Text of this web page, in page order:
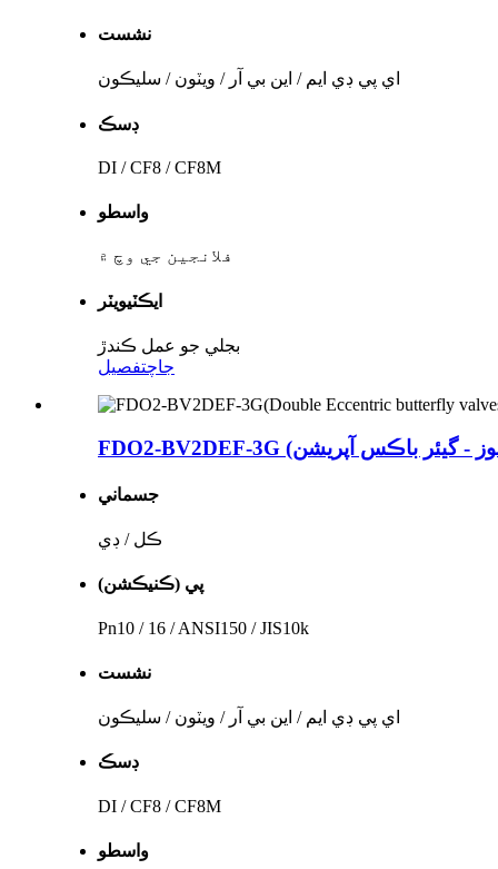
نشست
اي پي ڊي ايم / اين بي آر / ويٽون / سليڪون
ڊسڪ
DI / CF8 / CF8M
واسطو
فلانجين جي وچ ۾
ايڪٽيويٽر
بجلي جو عمل ڪندڙ
جاچتفصيل
جسماني
ڪل / ڊي
پي (ڪنيڪشن)
Pn10 / 16 / ANSI150 / JIS10k
نشست
اي پي ڊي ايم / اين بي آر / ويٽون / سليڪون
ڊسڪ
DI / CF8 / CF8M
واسطو